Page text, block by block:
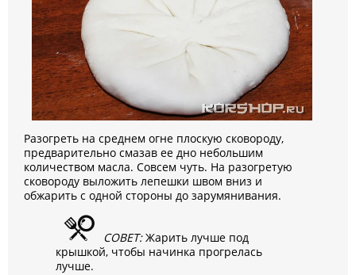
Разогреть на среднем огне плоскую сковороду,
предварительно смазав ее дно небольшим
количеством масла. Совсем чуть. На разогретую
сковороду выложить лепешки швом вниз и
обжарить с одной стороны до зарумянивания.
СОВЕТ:Жарить лучше под
крышкой, чтобы начинка прогрелась
лучше.